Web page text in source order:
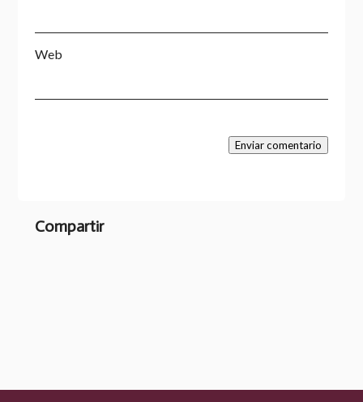
Web
Enviar comentario
Compartir